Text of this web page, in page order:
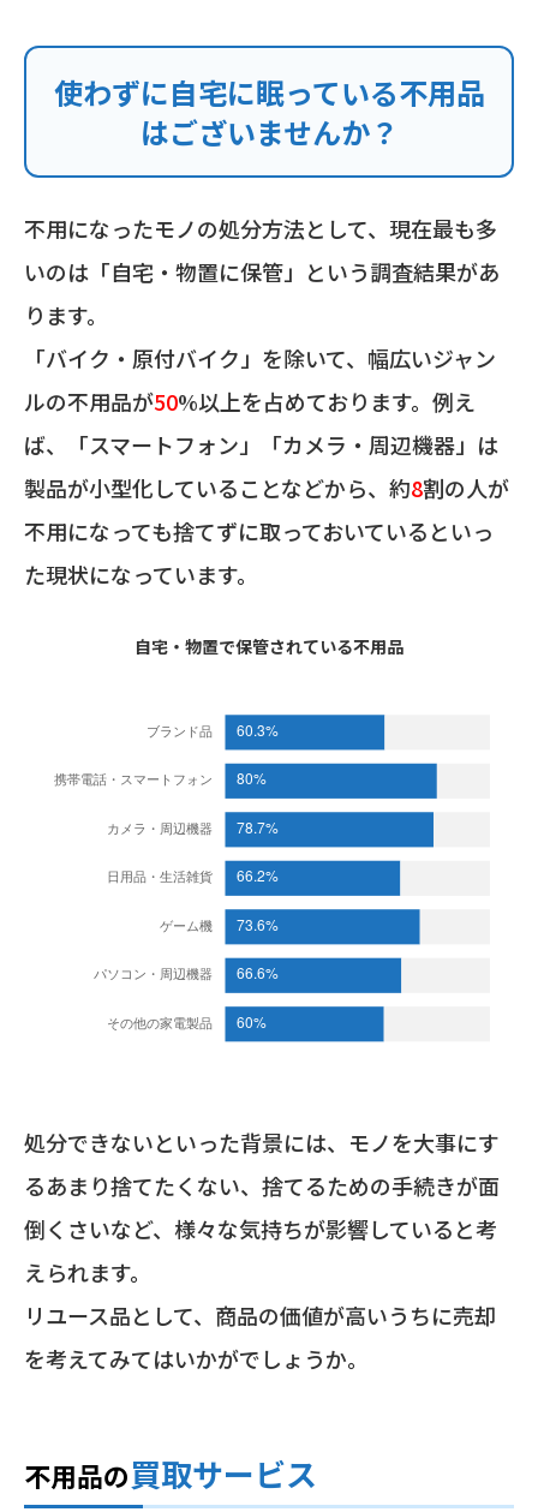
使わずに自宅に眠っている不用品
はございませんか？
不用になったモノの処分方法として、現在最も多
いのは「自宅・物置に保管」という調査結果があ
ります。
「バイク・原付バイク」を除いて、幅広いジャン
ルの不用品が50%以上を占めております。例え
ば、「スマートフォン」「カメラ・周辺機器」は
製品が小型化していることなどから、約8割の人が
不用になっても捨てずに取っておいているといっ
た現状になっています。
自宅・物置で保管されている不用品
処分できないといった背景には、モノを大事にす
るあまり捨てたくない、捨てるための手続きが面
倒くさいなど、様々な気持ちが影響していると考
えられます。
リユース品として、商品の価値が高いうちに売却
を考えてみてはいかがでしょうか。
不用品の買取サービス